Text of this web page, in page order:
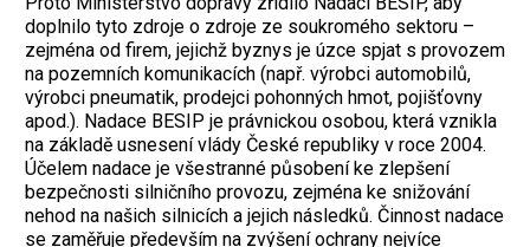
doplnilo tyto zdroje o zdroje ze soukromého sektoru –
zejména od firem, jejichž byznys je úzce spjat s provozem
na pozemních komunikacích (např. výrobci automobilů,
výrobci pneumatik, prodejci pohonných hmot, pojišťovny
apod.). Nadace BESIP je právnickou osobou, která vznikla
na základě usnesení vlády České republiky v roce 2004.
Účelem nadace je všestranné působení ke zlepšení
bezpečnosti silničního provozu, zejména ke snižování
nehod na našich silnicích a jejich následků. Činnost nadace
se zaměřuje především na zvýšení ochrany nejvíce